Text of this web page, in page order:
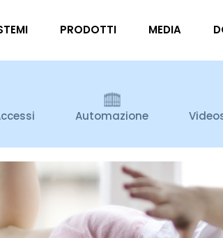
PRODOTTI MEDIA
Automazione